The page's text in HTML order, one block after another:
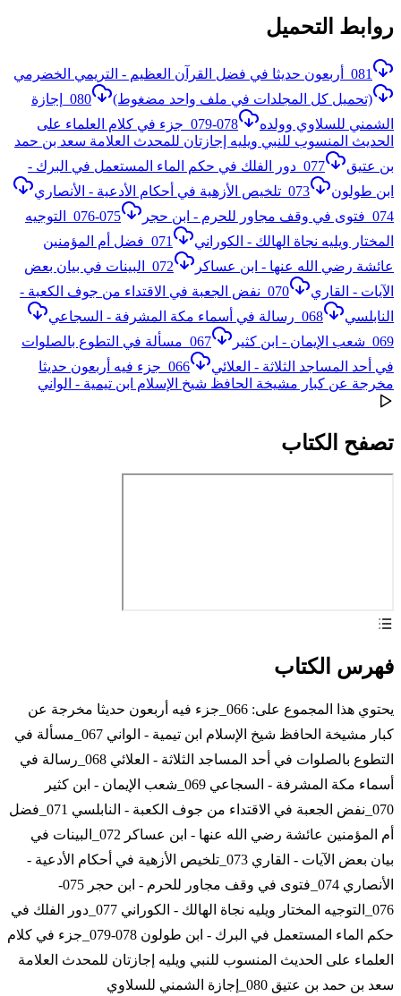
روابط التحميل
081_أربعون حديثا في فضل القرآن العظيم - التريمي الخضرمي
(تحميل كل المجلدات في ملف واحد مضغوط)
080_إجازة
الشمني للسلاوي وولده
078-079_جزء في كلام العلماء على
الحديث المنسوب للنبي ويليه إجازتان للمحدث العلامة سعد بن حمد
بن عتيق
077_دور الفلك في حكم الماء المستعمل في البرك -
ابن طولون
073_تلخيص الأزهية في أحكام الأدعية - الأنصاري
074_فتوى في وقف مجاور للحرم - ابن حجر
075-076_التوجيه
المختار ويليه نجاة الهالك - الكوراني
071_فضل أم المؤمنين
عائشة رضي الله عنها - ابن عساكر
072_البينات في بيان بعض
الآيات - القاري
070_نفض الجعبة في الاقتداء من جوف الكعبة -
النابلسي
068_رسالة في أسماء مكة المشرفة - السجاعي
069_شعب الإيمان - ابن كثير
067_مسألة في التطوع بالصلوات
في أحد المساجد الثلاثة - العلائي
066_جزء فيه أربعون حديثا
مخرجة عن كبار مشيخة الحافظ شيخ الإسلام ابن تيمية - الواني
تصفح الكتاب
فهرس الكتاب
يحتوي هذا المجموع على: 066_جزء فيه أربعون حديثا مخرجة عن
كبار مشيخة الحافظ شيخ الإسلام ابن تيمية - الواني 067_مسألة في
التطوع بالصلوات في أحد المساجد الثلاثة - العلائي 068_رسالة في
أسماء مكة المشرفة - السجاعي 069_شعب الإيمان - ابن كثير
070_نفض الجعبة في الاقتداء من جوف الكعبة - النابلسي 071_فضل
أم المؤمنين عائشة رضي الله عنها - ابن عساكر 072_البينات في
بيان بعض الآيات - القاري 073_تلخيص الأزهية في أحكام الأدعية -
الأنصاري 074_فتوى في وقف مجاور للحرم - ابن حجر 075-
076_التوجيه المختار ويليه نجاة الهالك - الكوراني 077_دور الفلك في
حكم الماء المستعمل في البرك - ابن طولون 078-079_جزء في كلام
العلماء على الحديث المنسوب للنبي ويليه إجازتان للمحدث العلامة
سعد بن حمد بن عتيق 080_إجازة الشمني للسلاوي